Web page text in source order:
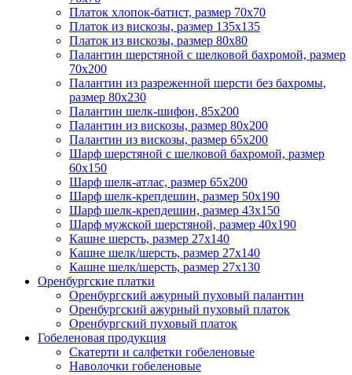
Платок хлопок-батист, размер 70х70
Платок из вискозы, размер 135х135
Платок из вискозы, размер 80х80
Палантин шерстяной с шелковой бахромой, размер
70x200
Палантин из разреженной шерсти без бахромы,
размер 80х230
Палантин шелк-шифон, 85х200
Палантин из вискозы, размер 80х200
Палантин из вискозы, размер 65х200
Шарф шерстяной с шелковой бахромой, размер
60x150
Шарф шелк-атлас, размер 65х200
Шарф шелк-крепдешин, размер 50x190
Шарф шелк-крепдешин, размер 43х150
Шарф мужской шерстяной, размер 40х190
Кашне шерсть, размер 27х140
Кашне шелк/шерсть, размер 27х140
Кашне шелк/шерсть, размер 27х130
Оренбургские платки
Оренбургский ажурный пуховый палантин
Оренбургский ажурный пуховый платок
Оренбургский пуховый платок
Гобеленовая продукция
Скатерти и салфетки гобеленовые
Наволочки гобеленовые